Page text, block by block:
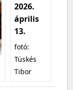
2026.
április
13.
fotó:
Tüskés
Tibor